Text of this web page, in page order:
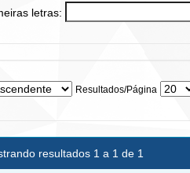
letras:
Resultados/Página
resultados 1 a 1 de 1